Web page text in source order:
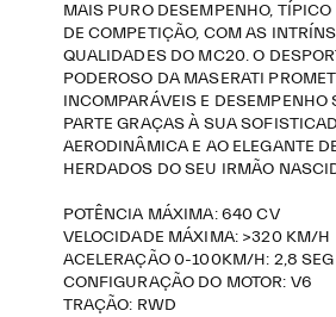
MAIS PURO DESEMPENHO,
DE COMPETIÇÃO, COM AS
QUALIDADES DO MC20. O
PODEROSO DA MASERATI
INCOMPARÁVEIS E DESEMPENHO
PARTE GRAÇAS À SUA
AERODINÂMICA E AO ELEGANTE
HERDADOS DO SEU IRMÃO
POTÊNCIA MÁXIMA: 640 CV
VELOCIDADE MÁXIMA: >320 KM/H
ACELERAÇÃO 0-100KM/H: 2,8 SEG
CONFIGURAÇÃO DO MOTOR: V6
TRAÇÃO: RWD